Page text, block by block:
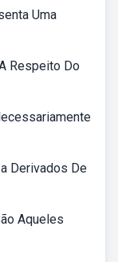
Uma
Respeito Do
Derivados De
Aqueles